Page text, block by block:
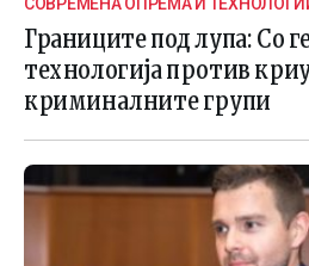
ГРАНИЧНАТА БЕЗБЕДНОСТ
Границите под лупа: Со
технологија против
криминалните групи